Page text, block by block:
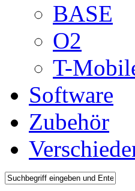
BASE
O2
T-
Software
Zubehör